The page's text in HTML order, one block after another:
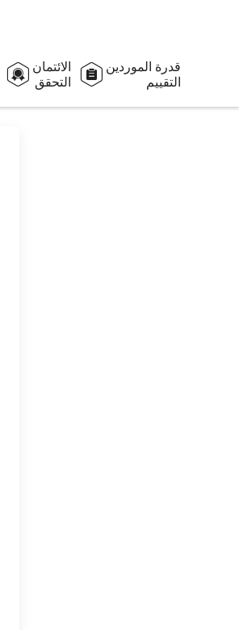
الائتمان
التحقق
قدرة الموردين
التقييم